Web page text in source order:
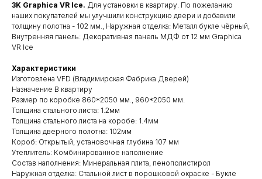
3K Graphica VR Ice. Для установки в квартиру. По пожеланию
наших покупателей мы улучшили конструкцию двери и добавили
толщину полотна - 102 мм., Наружная отделка: Металл букле чёрный,
Внутренняя панель: Декоративная панель МДФ от 12 мм Graphica
VR Ice
Характеристики
Изготовлена VFD (Владимирская Фабрика Дверей)
Назначение В квартиру
Размер по коробке 860*2050 мм., 960*2050 мм.
Толщина стального листа: 1.2мм
Толщина стального листа на коробе: 1.4мм
Толщина дверного полотна: 102мм
Короб: Открытый, установочная глубина 107 мм
Утеплитель: Комбинированное наполнение
Состав наполнения: Минеральная плита, пенополистирол
Наружная отделка: Стальной лист в порошковой окраске - Букле